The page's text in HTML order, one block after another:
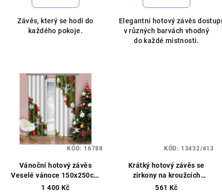
z
5
Závěs, který se hodí do
každého pokoje.
Elegantní hotový závěs
v různých barvách vhodný
do každé místnosti.
Vánoční hotový závěs
Veselé vánoce 150x250cm
bílý - kus
1 400 Kč
KÓD: 16788
Krátký hotový závěs se
zirkony na kroužcích
140x160cm různé barvy
561 Kč
KÓD: 13432/413